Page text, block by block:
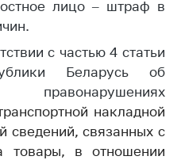
лицо – штраф в
с частью 4 статьи
Беларусь об
правонарушениях
накладной
сведений, связанных с
товары, в отношении